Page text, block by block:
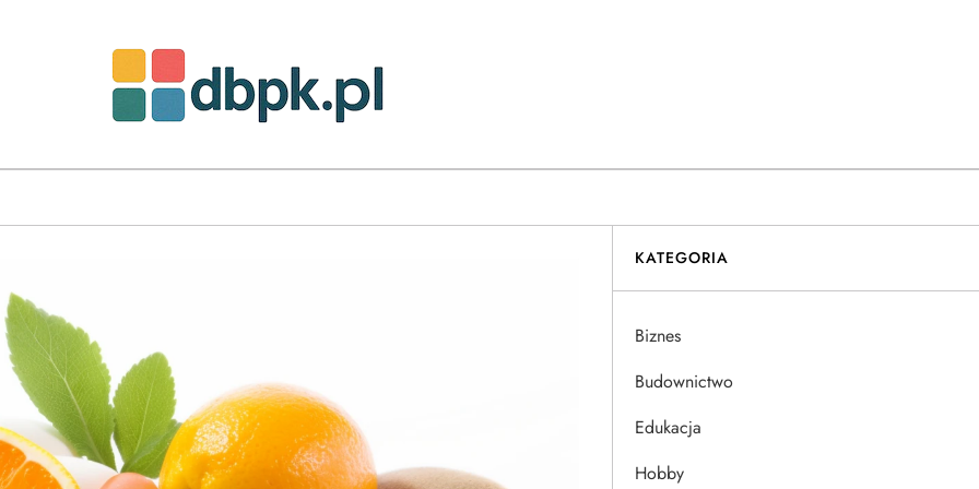
KATEGORIA
Biznes
Budownictwo
Edukacja
Hobby